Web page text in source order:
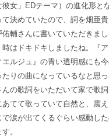
彼女」EDテーマ）の進化形と
て決めていたので、詞を畑亜貴
佑輔さんに書いていただきま
時はドキドキしましたね。『
エルジュ』の青い透明感にも
たりの曲になっているなと思
んの歌詞をいただいて家で歌
あてて歌っていて自然と、震
で涙が出てくるぐらい感動し
。